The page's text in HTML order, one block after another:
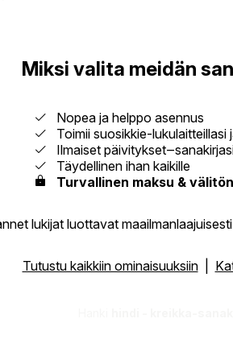
Miksi valita meidän
Nopea ja helppo asennus
Toimii suosikkie-lukulaitteillasi
Ilmaiset
Täydellinen ihan kaikille
Turvallinen maksu &
lukijat luottavat
Tutustu kaikkiin ominaisuuksiin|